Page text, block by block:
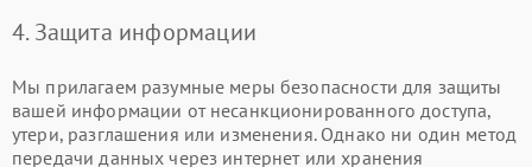
4. Защита информации
Мы прилагаем разумные меры безопасности для защиты
вашей информации от несанкционированного доступа,
утери, разглашения или изменения. Однако ни один метод
передачи данных через интернет или хранения